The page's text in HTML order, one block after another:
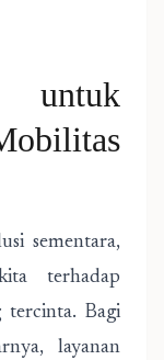
untuk
sementara,
terhadap
tercinta. Bagi
layanan